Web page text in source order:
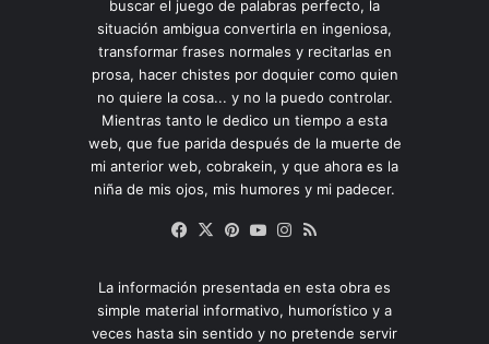
buscar el juego de palabras perfecto, la
situación ambigua convertirla en ingeniosa,
transformar frases normales y recitarlas en
prosa, hacer chistes por doquier como quien
no quiere la cosa... y no la puedo controlar.
Mientras tanto le dedico un tiempo a esta
web, que fue parida después de la muerte de
mi anterior web, cobrakein, y que ahora es la
niña de mis ojos, mis humores y mi padecer.
Facebook
X Pinterest
YouTubeInstagram
La información presentada en esta obra es
simple material informativo, humorístico y a
veces hasta sin sentido y no pretende servir